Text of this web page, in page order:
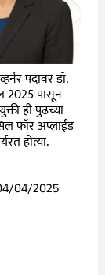
पदावर डॉ.
2025 पासून
ही पुढच्या
फॉर अप्लाईड
होत्या.
04/2025